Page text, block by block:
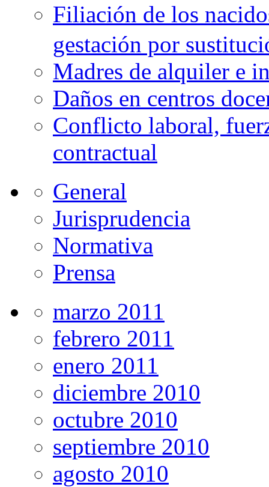
Filiación de los
gestación por
Madres de alquiler e
Daños en centros
Conflicto laboral,
contractual
General
Jurisprudencia
Normativa
Prensa
marzo 2011
febrero 2011
enero 2011
diciembre 2010
octubre 2010
septiembre 2010
agosto 2010